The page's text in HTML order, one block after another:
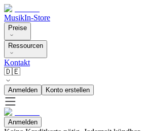
MusikIn-Store
Preise
Ressourcen
Kontakt
🇩🇪
Anmelden Konto erstellen
Anmelden